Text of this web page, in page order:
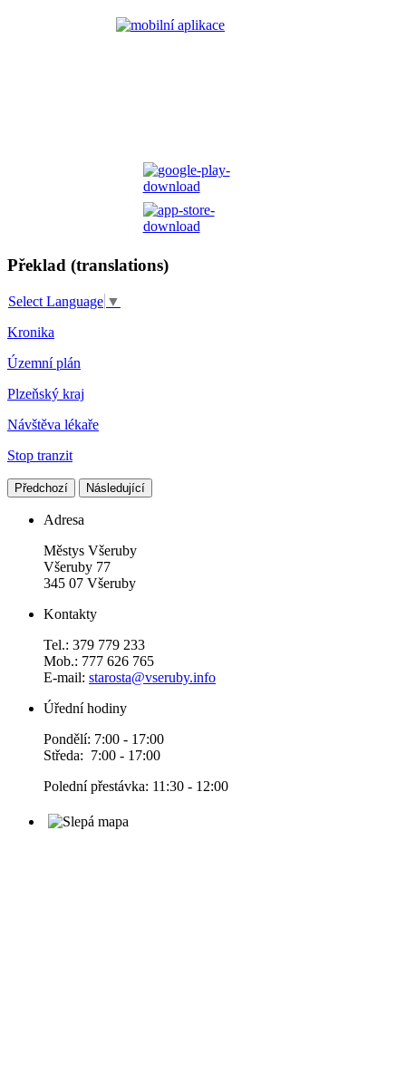
Překlad (translations)
Select Language ▼
Kronika
Územní plán
Plzeňský kraj
Návštěva lékaře
Stop tranzit
Předchozí Následující
Adresa
Městys Všeruby
Všeruby 77
345 07 Všeruby
Kontakty
Tel.: 379 779 233
Mob.: 777 626 765
E-mail: starosta@vseruby.info
Úřední hodiny
Pondělí: 7:00 - 17:00
Středa: 7:00 - 17:00
Polední přestávka: 11:30 - 12:00